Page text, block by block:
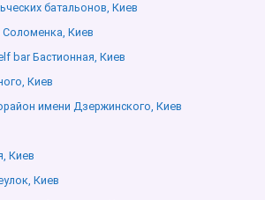
батальонов, Киев
Соломенка, Киев
bar Бастионная, Киев
Киев
имени Дзержинского, Киев
Киев
Киев